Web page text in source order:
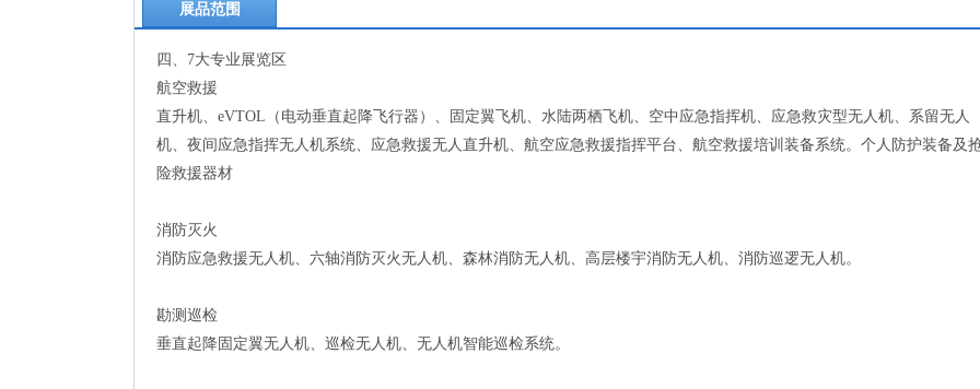
展品范围
四、7大专业展览区
航空救援
直升机、eVTOL（电动垂直起降飞行器）、固定翼飞机、水陆两栖飞机、空中应急指挥机、应急救灾型无人机、系留无人
机、夜间应急指挥无人机系统、应急救援无人直升机、航空应急救援指挥平台、航空救援培训装备系统。个人防护装备及
险救援器材
消防灭火
消防应急救援无人机、六轴消防灭火无人机、森林消防无人机、高层楼宇消防无人机、消防巡逻无人机。
勘测巡检
垂直起降固定翼无人机、巡检无人机、无人机智能巡检系统。